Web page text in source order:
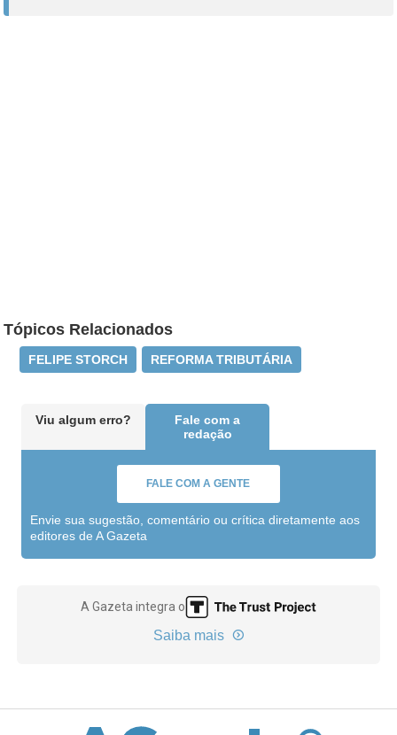
Tópicos Relacionados
FELIPE STORCH REFORMA TRIBUTÁRIA
Viu algum erro?
Fale com a
redação
FALE COM A GENTE
Envie sua sugestão, comentário ou crítica diretamente aos
editores de A Gazeta
A Gazeta integra o
Saiba mais